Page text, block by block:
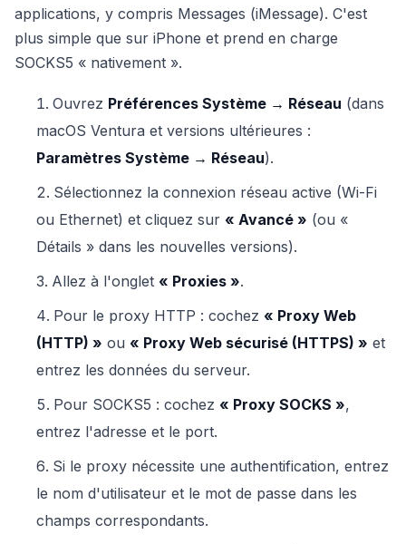
applications, y compris Messages (iMessage). C'est
plus simple que sur iPhone et prend en charge
SOCKS5 « nativement ».
Ouvrez Préférences Système → Réseau (dans
macOS Ventura et versions ultérieures :
Paramètres Système → Réseau).
Sélectionnez la connexion réseau active (Wi-Fi
ou Ethernet) et cliquez sur « Avancé » (ou «
Détails » dans les nouvelles versions).
Allez à l'onglet « Proxies ».
Pour le proxy HTTP : cochez « Proxy Web
(HTTP) » ou « Proxy Web sécurisé (HTTPS) » et
entrez les données du serveur.
Pour SOCKS5 : cochez « Proxy SOCKS »,
entrez l'adresse et le port.
Si le proxy nécessite une authentification, entrez
le nom d'utilisateur et le mot de passe dans les
champs correspondants.